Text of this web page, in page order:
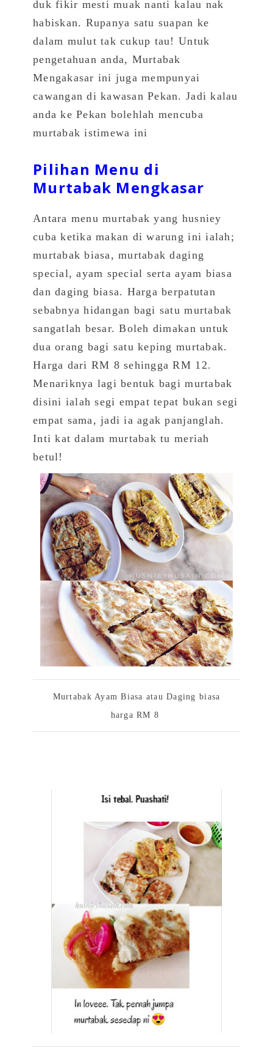
duk fikir mesti muak nanti kalau nak
habiskan. Rupanya satu suapan ke
dalam mulut tak cukup tau! Untuk
pengetahuan anda, Murtabak
Mengakasar ini juga mempunyai
cawangan di kawasan Pekan. Jadi kalau
anda ke Pekan bolehlah mencuba
murtabak istimewa ini
Pilihan Menu di
Murtabak Mengkasar
Antara menu murtabak yang husniey
cuba ketika makan di warung ini ialah;
murtabak biasa, murtabak daging
special, ayam special serta ayam biasa
dan daging biasa. Harga berpatutan
sebabnya hidangan bagi satu murtabak
sangatlah besar. Boleh dimakan untuk
dua orang bagi satu keping murtabak.
Harga dari RM 8 sehingga RM 12.
Menariknya lagi bentuk bagi murtabak
disini ialah segi empat tepat bukan segi
empat sama, jadi ia agak panjanglah.
Inti kat dalam murtabak tu meriah
betul!
Murtabak Ayam Biasa atau Daging biasa
harga RM 8